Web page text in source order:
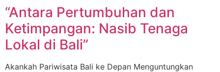
“Antara Pertumbuhan dan
Ketimpangan: Nasib Tenaga
Lokal di Bali”
Akankah Pariwisata Bali ke Depan Menguntungkan